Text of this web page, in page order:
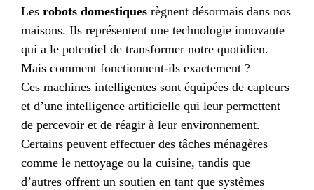
Les robots domestiques règnent désormais dans nos
maisons. Ils représentent une technologie innovante
qui a le potentiel de transformer notre quotidien.
Mais comment fonctionnent-ils exactement ?
Ces machines intelligentes sont équipées de capteurs
et d’une intelligence artificielle qui leur permettent
de percevoir et de réagir à leur environnement.
Certains peuvent effectuer des tâches ménagères
comme le nettoyage ou la cuisine, tandis que
d’autres offrent un soutien en tant que systèmes